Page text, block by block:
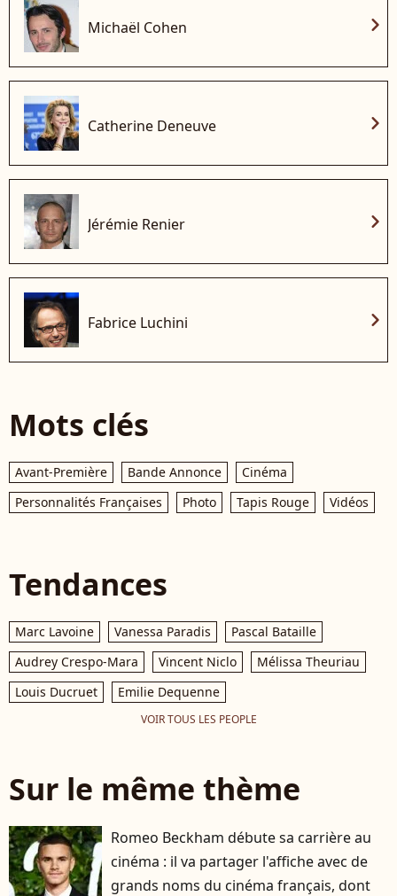
Michaël Cohen chevron_right
Catherine Deneuve chevron_right
Jérémie Renier chevron_right
Fabrice Luchini chevron_right
Mots clés
Avant-Première Bande Annonce
Cinéma
Personnalités Françaises
Photo Tapis Rouge Vidéos
Tendances
Marc Lavoine Vanessa Paradis
Pascal Bataille
Audrey Crespo-Mara
Vincent Niclo
Mélissa Theuriau
Louis Ducruet
Emilie Dequenne
VOIR TOUS LES PEOPLE
Sur le même thème
Romeo Beckham débute sa carrière au
cinéma : il va partager l'affiche avec de
grands noms du cinéma français, dont